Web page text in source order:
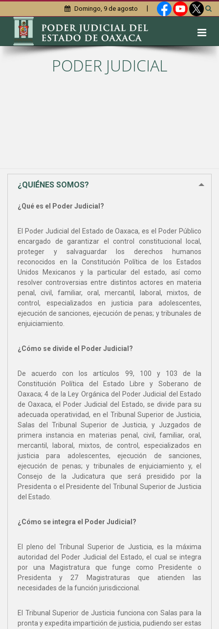
Domingo, 9 de agosto
PODER JUDICIAL
¿QUIÉNES SOMOS?
¿Qué es el Poder Judicial?
El Poder Judicial del Estado de Oaxaca, es el Poder Público
encargado de garantizar el control constitucional local,
proteger y salvaguardar los derechos humanos
reconocidos en la Constitución Política de los Estados
Unidos Mexicanos y la particular del estado, así como
resolver controversias entre distintos actores en materia
penal, civil, familiar, oral, mercantil, laboral, mixtos, de
control, especializados en justicia para adolescentes,
ejecución de sanciones, ejecución de penas; y tribunales de
enjuiciamiento.
¿Cómo se divide el Poder Judicial?
De acuerdo con los artículos 99, 100 y 103 de la
Constitución Política del Estado Libre y Soberano de
Oaxaca; 4 de la Ley Orgánica del Poder Judicial del Estado
de Oaxaca, el Poder Judicial del Estado, se divide para su
adecuada operatividad, en el Tribunal Superior de Justicia,
Salas del Tribunal Superior de Justicia, y Juzgados de
primera instancia en materias penal, civil, familiar, oral,
mercantil, laboral, mixtos, de control, especializados en
justicia para adolescentes, ejecución de sanciones,
ejecución de penas; y tribunales de enjuiciamiento y, el
Consejo de la Judicatura que será presidido por la
Presidenta o el Presidente del Tribunal Superior de Justicia
del Estado.
¿Cómo se integra el Poder Judicial?
El pleno del Tribunal Superior de Justicia, es la máxima
autoridad del Poder Judicial del Estado, el cual se integra
por una Magistratura que funge como Presidente o
Presidenta y 27 Magistraturas que atienden las
necesidades de la función jurisdiccional.
El Tribunal Superior de Justicia funciona con Salas para la
pronta y expedita impartición de justicia, pudiendo ser estas